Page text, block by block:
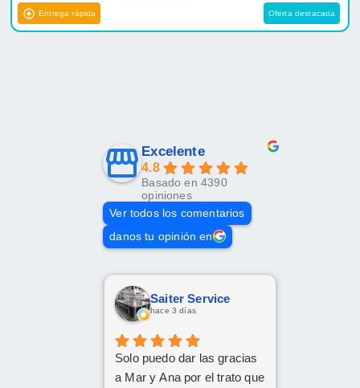
Entrega rápida Oferta destacada
Excelente
4.8
Basado en 4390
opiniones
Ver todos los comentarios
danos tu opinión en
Saiter Service
hace 3 días
Solo puedo dar las gracias
a Mar y Ana por el trato que